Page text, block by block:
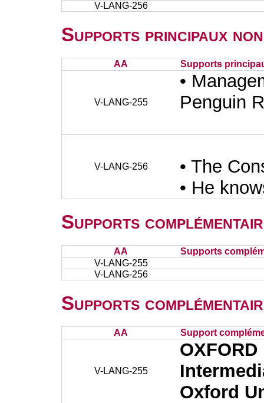
V-LANG-256
Supports principaux
AA Supports
V-LANG-255
•
Penguin
V-LANG-256
• The
• He
Supports
AA
Supports
V-LANG-255
V-LANG-256
Supports
AA Support
V-LANG-255
Oxford